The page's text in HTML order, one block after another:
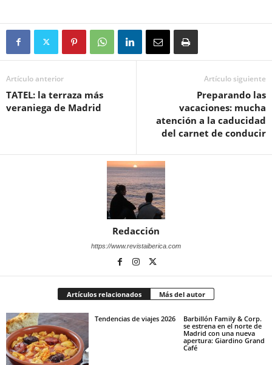
Artículo anterior
TATEL: la terraza más
veraniega de Madrid
Artículo siguiente
Preparando las
vacaciones: mucha
atención a la caducidad
del carnet de conducir
Redacción
https://www.revistaiberica.com
Artículos relacionados Más del autor
Tendencias de viajes 2026
Barbillón Family & Corp.
se estrena en el norte de
Madrid con una nueva
apertura: Giardino Grand
Café